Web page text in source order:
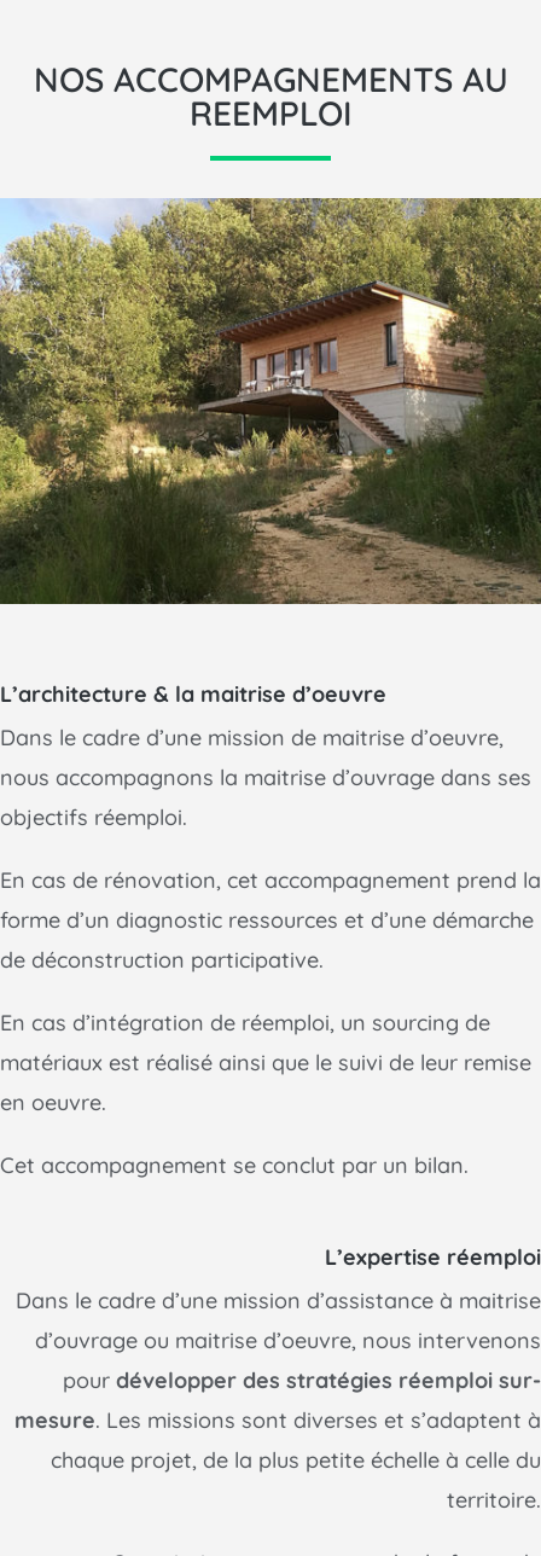
NOS ACCOMPAGNEMENTS AU
REEMPLOI
L’architecture & la maitrise d’oeuvre
Dans le cadre d’une mission de maitrise d’oeuvre,
nous accompagnons la maitrise d’ouvrage dans ses
objectifs réemploi.
En cas de rénovation, cet accompagnement prend la
forme d’un diagnostic ressources et d’une démarche
de déconstruction participative.
En cas d’intégration de réemploi, un sourcing de
matériaux est réalisé ainsi que le suivi de leur remise
en oeuvre.
Cet accompagnement se conclut par un bilan.
L’expertise réemploi
Dans le cadre d’une mission d’assistance à maitrise
d’ouvrage ou maitrise d’oeuvre, nous intervenons
pour développer des stratégies réemploi sur-
mesure. Les missions sont diverses et s’adaptent à
chaque projet, de la plus petite échelle à celle du
territoire.